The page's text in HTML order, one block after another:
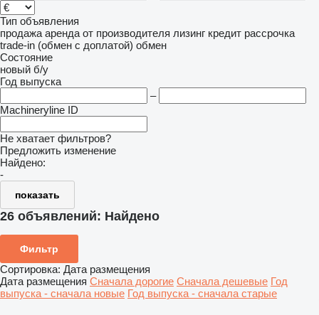
Тип объявления
продажа аренда от производителя лизинг кредит рассрочка
trade-in (обмен с доплатой) обмен
Состояние
новый б/у
Год выпуска
–
Machineryline ID
Не хватает фильтров?
Предложить изменение
Найдено:
-
показать
26 объявлений: Найдено
Фильтр
Сортировка: Дата размещения
Дата размещения Сначала дорогие Сначала дешевые Год
выпуска - сначала новые Год выпуска - сначала старые